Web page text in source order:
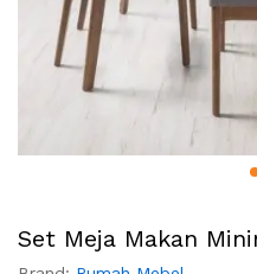
Set Meja Makan